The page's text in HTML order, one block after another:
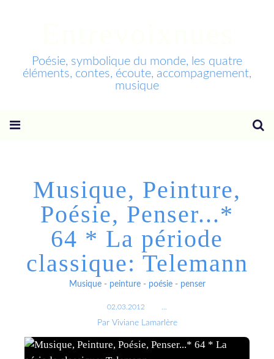
Poésie, symbolique du monde, les quatre
éléments, contes, écoute, accompagnement,
musique
Musique, Peinture,
Poésie, Penser...*
64 * La période
classique: Telemann
Musique - peinture - poésie - penser
02.03.2012
Par Viviane Lamarlère